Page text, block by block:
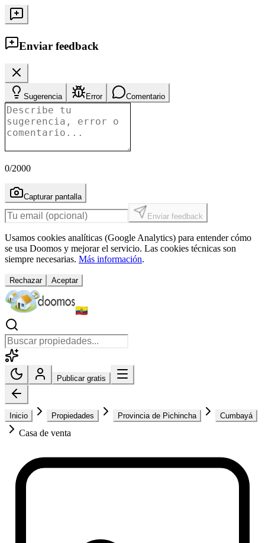
Enviar feedback
Sugerencia Error Comentario
0/2000
Capturar pantalla
Enviar feedback
Usamos cookies analíticas (Google Analytics) para entender cómo
se usa Doomos y mejorar el servicio. Las cookies técnicas son
siempre necesarias. Más información.
Rechazar Aceptar
Publicar gratis
Inicio Propiedades Provincia de Pichincha Cumbayá
Casa de venta